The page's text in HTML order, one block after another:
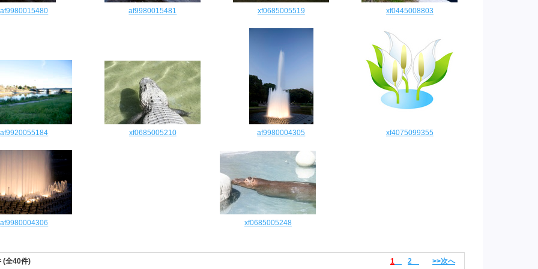
af9980015480 af9980015481 xf0685005519 xf0445008803
af9920055184 xf0685005210 af9980004305 xf4075099355
af9980004306 xf0685005248
(全40件) 1 2 >>次へ